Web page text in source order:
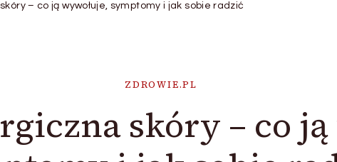
– co ją wywołuje, symptomy i jak sobie radzić
ZDROWIE.PL
skóry – co